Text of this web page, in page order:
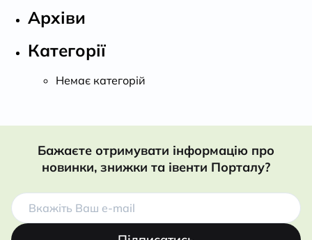
Архіви
Категорії
Немає категорій
Бажаєте отримувати інформацію про
новинки, знижки та івенти Порталу?